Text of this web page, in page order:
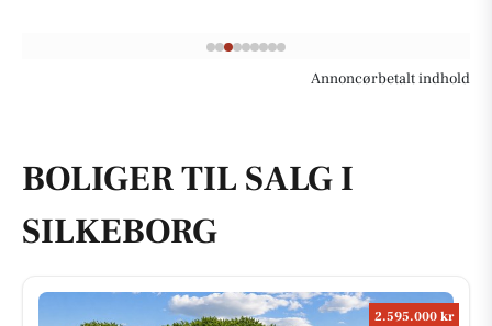
Annoncørbetalt indhold
BOLIGER TIL SALG I
SILKEBORG
2.595.000 kr